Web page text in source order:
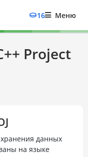
16 Меню
Project
хранения данных
на языке